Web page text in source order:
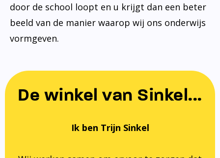
door de school loopt en u krijgt dan een beter
beeld van de manier waarop wij ons onderwijs
vormgeven.
De winkel van Sinkel...
Ik ben Trijn Sinkel